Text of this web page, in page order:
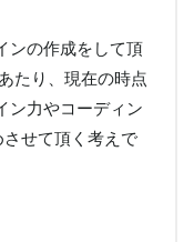
ンの作成をして頂
たり、現在の時点
ン力やコーディン
せて頂く考えで